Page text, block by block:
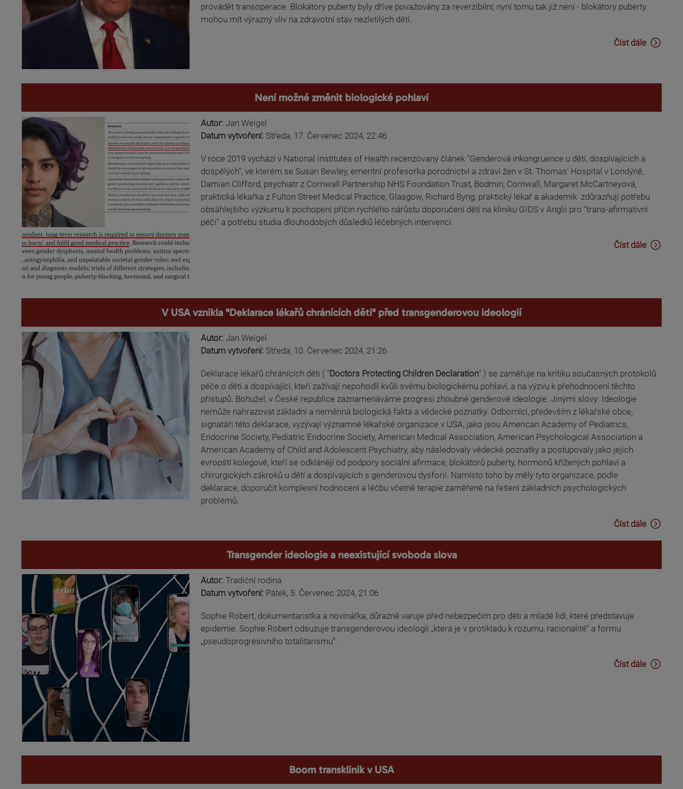
provádět transoperace. Blokátory puberty byly dříve považovány za reverzibilní; nyní tomu tak již není - blokátory puberty
mohou mít výrazný vliv na zdravotní stav nezletilých dětí.
Číst dále
Není možné změnit biologické pohlaví
Autor: Jan Weigel
Datum vytvoření: Středa, 17. Červenec 2024, 22:46
V roce 2019 vychází v National Institutes of Health recenzovaný článek "Genderová inkongruence u dětí, dospívajících a
dospělých", ve kterém se Susan Bewley, emeritní profesorka porodnictví a zdraví žen v St. Thomas' Hospital v Londýně,
Damian Clifford, psychiatr z Cornwall Partnership NHS Foundation Trust, Bodmin, Cornwall, Margaret McCartneyová,
praktická lékařka z Fulton Street Medical Practice, Glasgow, Richard Byng, praktický lékař a akademik zdůrazňují potřebu
obsáhlejšího výzkumu k pochopení příčin rychlého nárůstu doporučení dětí na kliniku GIDS v Anglii pro "trans-afirmativní
péči" a potřebu studia dlouhodobých důsledků léčebných intervencí.
Číst dále
V USA vznikla "Deklarace lékařů chránících děti" před transgenderovou ideologií
Autor: Jan Weigel
Datum vytvoření: Středa, 10. Červenec 2024, 21:26
Deklarace lékařů chránících děti ( "Doctors Protecting Children Declaration" ) se zaměřuje na kritiku současných protokolů
péče o děti a dospívající, kteří zažívají nepohodlí kvůli svému biologickému pohlaví, a na výzvu k přehodnocení těchto
přístupů. Bohužel, v České republice zaznamenáváme progresi zhoubné genderové ideologie. Jinými slovy: Ideologie
nemůže nahrazovat základní a neměnná biologická fakta a vědecké poznatky. Odborníci, především z lékařské obce,
signatáři této deklarace, vyzývají významné lékařské organizace v USA, jako jsou American Academy of Pediatrics,
Endocrine Society, Pediatric Endocrine Society, American Medical Association, American Psychological Association a
American Academy of Child and Adolescent Psychiatry, aby následovaly vědecké poznatky a postupovaly jako jejich
evropští kolegové, kteří se odklánějí od podpory sociální afirmace, blokátorů puberty, hormonů křížených pohlaví a
chirurgických zákroků u dětí a dospívajících s genderovou dysforií. Namísto toho by měly tyto organizace, podle
deklarace, doporučit komplexní hodnocení a léčbu včetně terapie zaměřené na řešení základních psychologických
problémů.
Číst dále
Transgender ideologie a neexistující svoboda slova
Autor: Tradiční rodina
Datum vytvoření: Pátek, 5. Červenec 2024, 21:06
Sophie Robert, dokumentaristka a novinářka, důrazně varuje před nebezpečím pro děti a mladé lidi, které představuje
epidemie. Sophie Robert odsuzuje transgenderovou ideologii „která je v protikladu k rozumu, racionalitě“ a formu
„pseudoprogresivního totalitarismu“.
Číst dále
Boom transklinik v USA